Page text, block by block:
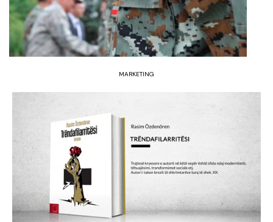
MARKETING